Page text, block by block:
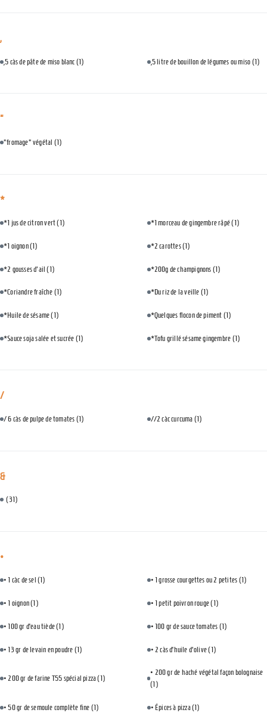
,
,5 càs de pâte de miso blanc (1) ,5 litre de bouillon de légumes ou miso (1)
"
"fromage" végétal (1)
*
*1 jus de citron vert(1) *1 morceau de gingembre râpé(1)
*1 oignon(1) *2 carottes(1)
*2 gousses d'ail(1) *200g de champignons (1)
*Coriandre fraîche (1) *Du riz de la veille (1)
*Huile de sésame(1) *Quelques flocon de piment (1)
*Sauce soja salée et sucrée (1) *Tofu grillé sésame gingembre (1)
/
/ 6 càs de pulpe de tomates (1) //2 càc curcuma (1)
&
(31)
•
• 1 càc de sel(1) • 1 grosse courgettes ou 2 petites (1)
• 1 oignon(1) • 1 petit poivron rouge(1)
• 100 gr d’eau tiède(1) • 100 gr de sauce tomates (1)
• 13 gr de levain en poudre (1) • 2 càs d’huile d'olive(1)
• 200 gr de farine T55 spécial pizza(1)
• 200 gr de haché végétal façon bolognaise
(1)
• 50 gr de semoule complète fine (1) • Épices à pizza(1)